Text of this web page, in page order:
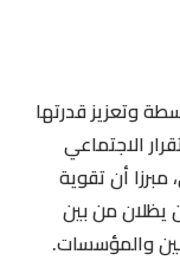
وتعزيز قدرتها
الاجتماعي
أن تقوية
يظلان من بين
والمؤسسات.